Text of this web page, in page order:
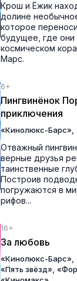
Крош и Ёжик
долине
которое
будущее, где
космическом
Марс.
6+
Пингвинёнок
приключения
«Кинолюкс-Барс»,
Отважный
верные друзья
таинственные
Построив
погружаются в
рифов...
16+
За любовь
«Кинолюкс-Барс»,
«Пять звёзд»,